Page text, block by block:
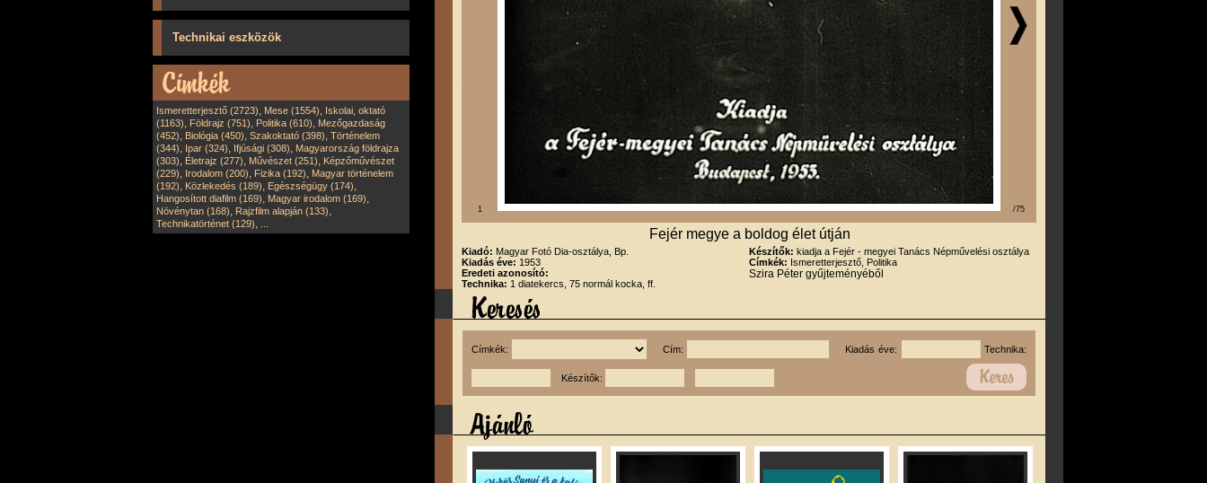
Technikai eszközök
Ismeretterjesztő (2723), Mese (1554), Iskolai, oktató
(1163), Földrajz (751), Politika (610), Mezőgazdaság
(452), Biológia (450), Szakoktató (398), Történelem
(344), Ipar (324), Ifjúsági (308), Magyarország földrajza
(303), Életrajz (277), Művészet (251), Képzőművészet
(229), Irodalom (200), Fizika (192), Magyar történelem
(192), Közlekedés (189), Egészségügy (174),
Hangosított diafilm (169), Magyar irodalom (169),
Növénytan (168), Rajzfilm alapján (133),
Technikatörténet (129),
1 /75
Fejér megye a boldog élet útján
Kiadó: Magyar Fotó Dia-osztálya, Bp.
Kiadás éve: 1953
Eredeti azonosító:
Technika: 1 diatekercs, 75 normál kocka, ff.
Készítők: kiadja a Fejér - megyei Tanács Népművelési osztálya
Címkék: Ismeretterjesztő, Politika
Szira Péter gyűjteményéből
Címkék: Cím: Kiadás éve: Technika:
Készítők: